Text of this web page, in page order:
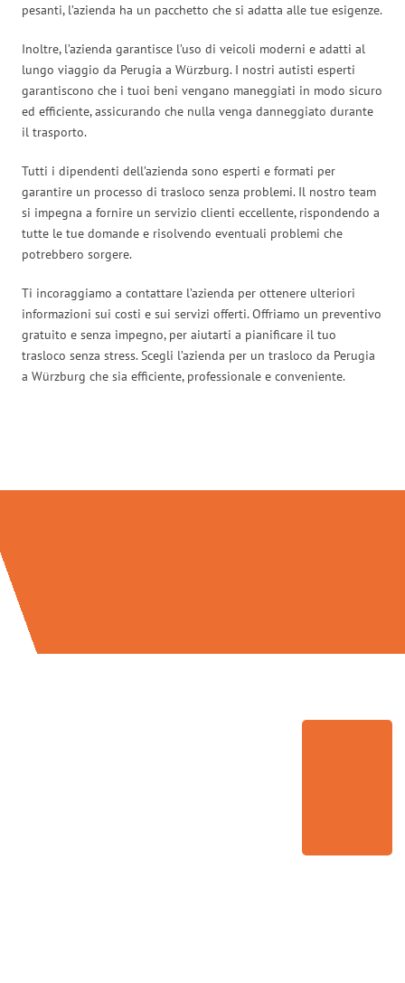
pesanti, l’azienda ha un pacchetto che si adatta alle tue esigenze.
Inoltre, l’azienda garantisce l’uso di veicoli moderni e adatti al
lungo viaggio da Perugia a Würzburg. I nostri autisti esperti
garantiscono che i tuoi beni vengano maneggiati in modo sicuro
ed efficiente, assicurando che nulla venga danneggiato durante
il trasporto.
Tutti i dipendenti dell’azienda sono esperti e formati per
garantire un processo di trasloco senza problemi. Il nostro team
si impegna a fornire un servizio clienti eccellente, rispondendo a
tutte le tue domande e risolvendo eventuali problemi che
potrebbero sorgere.
Ti incoraggiamo a contattare l’azienda per ottenere ulteriori
informazioni sui costi e sui servizi offerti. Offriamo un preventivo
gratuito e senza impegno, per aiutarti a pianificare il tuo
trasloco senza stress. Scegli l’azienda per un trasloco da Perugia
a Würzburg che sia efficiente, professionale e conveniente.